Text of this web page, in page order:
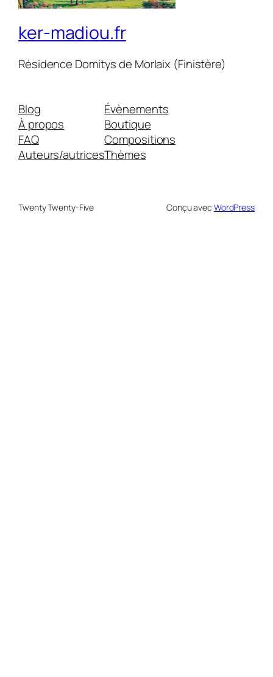
ker-madiou.fr
Résidence Domitys de Morlaix (Finistère)
Blog
À propos
FAQ
Auteurs/autrices
Évènements
Boutique
Compositions
Thèmes
Twenty Twenty-Five Conçu avec WordPress